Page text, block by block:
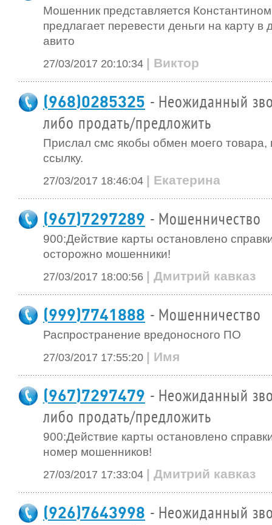
Мошенник представляется
предлагает перевести деньги на карту в
авито
27/03/2017 20:10:34 | Виктор
(968)0285325 - Неожиданный
либо продать/предложить
Прислал смс якобы обмен моего товара,
ссылку.
27/03/2017 18:46:04 | Екатерина
(967)7297289 - Мошенничество
900:Действие карты остановлено
осторожно мошенники!
27/03/2017 18:00:56 | Дмитрий кавказ
(999)7741888 - Мошенничество
Распространение вредоносного ПО
27/03/2017 17:55:20 | Имя
(967)7297479 - Неожиданный
либо продать/предложить
900:Действие карты остановлено
номер мошенников!
27/03/2017 17:33:04 | Дмитрий кавказ
(926)7643998 - Неожиданный